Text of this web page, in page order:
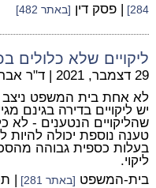
284]
| פסק דין [באתר 482]
ליקויים שלא כלולים
29 דצמבר, 2021 | ד"ר
לא אחת בית המשפט ניצב
יש ליקויים בדירה בגינם
שהליקויים הנטענים - לא
טענה נוספת יכולה להיות
בעלות כספית גבוהה
ליקוי.
בית-המשפט [באתר 281] |